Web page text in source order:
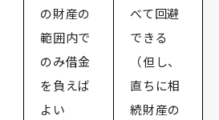
の財産の
範囲内で
のみ借金
を負えば
よい
べて回避
できる
（但し、
直ちに相
続財産の